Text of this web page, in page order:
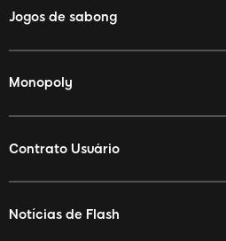
Jogos de sabong
Monopoly
Contrato Usuário
Notícias de Flash